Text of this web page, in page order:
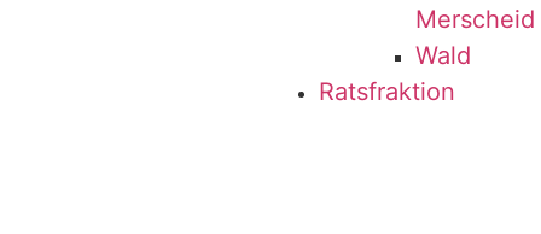
Merscheid
Wald
Ratsfraktion